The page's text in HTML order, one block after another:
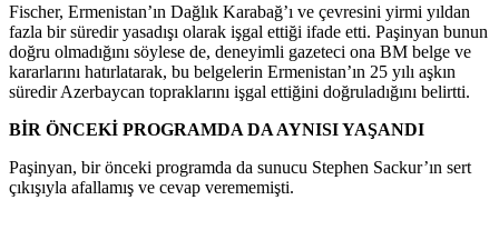
Fischer, Ermenistan’ın Dağlık Karabağ’ı ve çevresini yirmi yıldan
fazla bir süredir yasadışı olarak işgal ettiği ifade etti. Paşinyan bunun
doğru olmadığını söylese de, deneyimli gazeteci ona BM belge ve
kararlarını hatırlatarak, bu belgelerin Ermenistan’ın 25 yılı aşkın
süredir Azerbaycan topraklarını işgal ettiğini doğruladığını belirtti.
BİR ÖNCEKİ PROGRAMDA DA AYNISI YAŞANDI
Paşinyan, bir önceki programda da sunucu Stephen Sackur’ın sert
çıkışıyla afallamış ve cevap verememişti.